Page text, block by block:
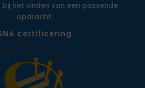
het vinden van een passende
opdracht.
certificering